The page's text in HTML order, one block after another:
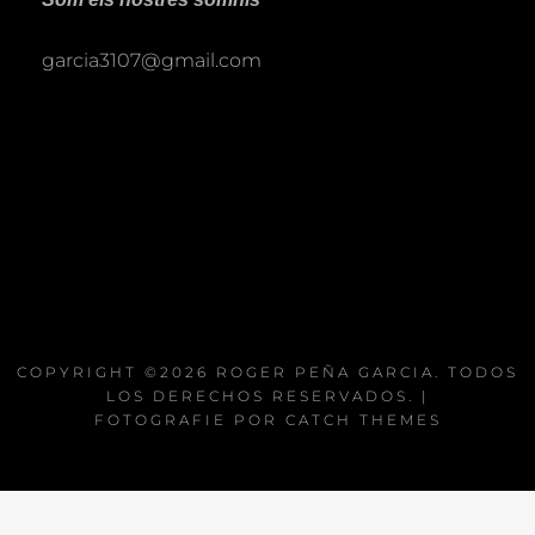
garcia3107@gmail.com
COPYRIGHT ©2026 ROGER PEÑA GARCIA. TODOS
LOS DERECHOS RESERVADOS. |
FOTOGRAFIE POR CATCH THEMES